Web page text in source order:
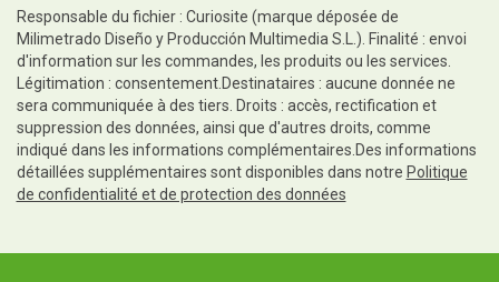
Responsable du fichier : Curiosite (marque déposée de
Milimetrado Diseño y Producción Multimedia S.L.). Finalité : envoi
d'information sur les commandes, les produits ou les services.
Légitimation : consentement.Destinataires : aucune donnée ne
sera communiquée à des tiers. Droits : accès, rectification et
suppression des données, ainsi que d'autres droits, comme
indiqué dans les informations complémentaires.Des informations
détaillées supplémentaires sont disponibles dans notre Politique
de confidentialité et de protection des données